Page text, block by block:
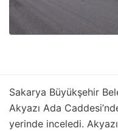
Sakarya Büyükşehir
Akyazı Ada
yerinde inceledi.